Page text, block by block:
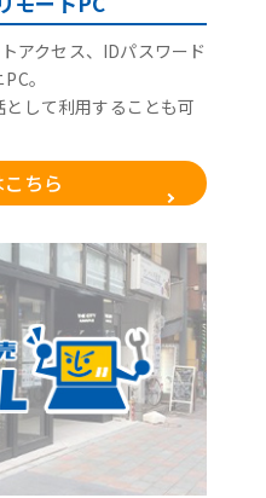
アクセス、IDパスワード
。
して利用することも可
ちら